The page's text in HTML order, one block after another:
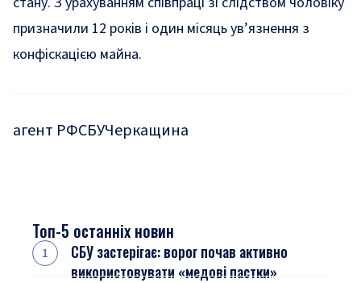
призначили 12 років і один місяць ув’язнення з
конфіскацією майна.
агент РФСБУЧеркащина
Топ-5 останніх новин
СБУ застерігає: ворог почав активно
використовувати «медові пастки»